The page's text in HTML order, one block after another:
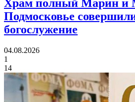
Храм полный Марин и
Подмосковье
богослужение
04.08.2026
1
14